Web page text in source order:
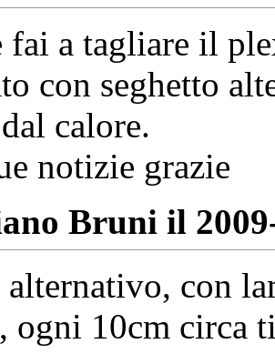
fai a tagliare il
con seghetto
calore.
notizie grazie
Bruni il
alternativo, con
ogni 10cm circa